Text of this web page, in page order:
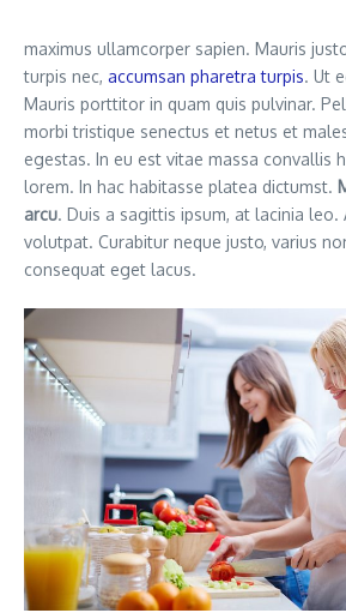
maximus ullamcorper sapien. Mauris
turpis nec, accumsan pharetra turpis. Ut
Mauris porttitor in quam quis pulvinar.
morbi tristique senectus et netus et
egestas. In eu est vitae massa convallis
lorem. In hac habitasse platea dictumst.
arcu. Duis a sagittis ipsum, at lacinia leo.
volutpat. Curabitur neque justo, varius
consequat eget lacus.